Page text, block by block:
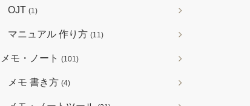
OJT (1)
マニュアル 作り方 (11)
メモ・ノート (101)
メモ 書き方 (4)